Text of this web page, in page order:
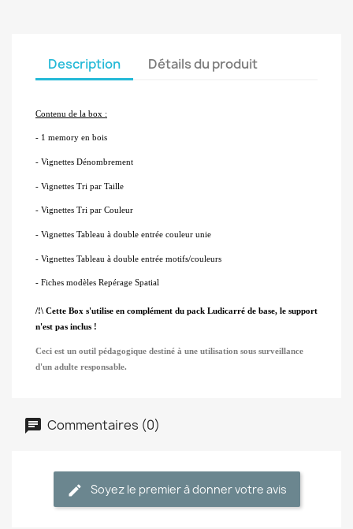
Description Détails du produit
Contenu de la box :
- 1 memory en bois
- Vignettes Dénombrement
- Vignettes Tri par Taille
- Vignettes Tri par Couleur
- Vignettes Tableau à double entrée couleur unie
- Vignettes Tableau à double entrée motifs/couleurs
- Fiches modèles Repérage Spatial
/!\ Cette Box s'utilise en complément du pack Ludicarré de base, le support
n'est pas inclus !
Ceci est un outil pédagogique destiné à une utilisation sous surveillance
d'un adulte responsable.
Commentaires (0)
Soyez le premier à donner votre avis